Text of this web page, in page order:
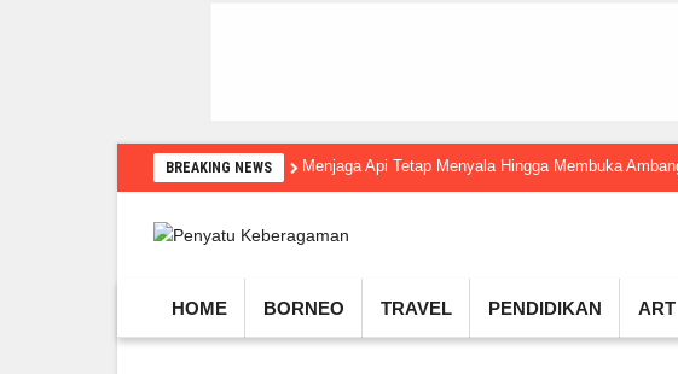
BREAKING NEWS Menjaga Api Tetap Menyala Hingga Membuka
HOME BORNEO TRAVEL PENDIDIKAN ART